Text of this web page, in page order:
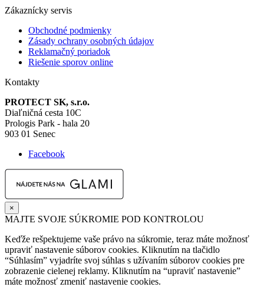
Zákaznícky servis
Obchodné podmienky
Zásady ochrany osobných údajov
Reklamačný poriadok
Riešenie sporov online
Kontakty
PROTECT SK, s.r.o.
Diaľničná cesta 10C
Prologis Park - hala 20
903 01 Senec
Facebook
×
MAJTE SVOJE SÚKROMIE POD KONTROLOU
Keďže rešpektujeme vaše právo na súkromie, teraz máte možnosť
upraviť nastavenie súborov cookies. Kliknutím na tlačidlo
“Súhlasím” vyjadríte svoj súhlas s užívaním súborov cookies pre
zobrazenie cielenej reklamy. Kliknutím na “upraviť nastavenie”
máte možnosť zmeniť nastavenie cookies.